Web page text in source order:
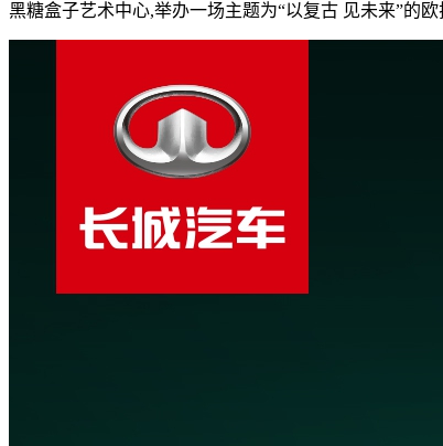
黑糖盒子艺术中心,举办一场主题为“以复古 见未来”的